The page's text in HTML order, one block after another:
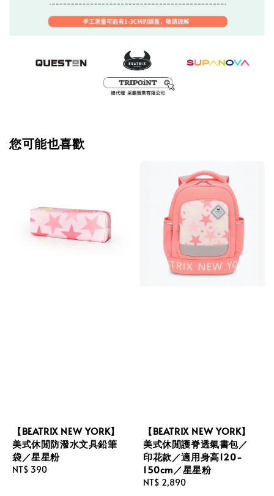
您可能也喜歡
【BEATRIX NEW YORK】
美式休閒防潑水文具鉛筆
袋／星星粉
Regular
NT$ 390
【BEATRIX NEW YORK】
美式休閒護脊透氣書包／
印花款／適用身高120-
150cm／星星粉
Regular
NT$ 2,890